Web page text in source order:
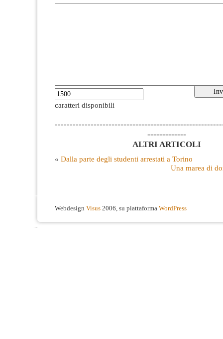
caratteri disponibili
-------------
ALTRI ARTICOLI
« Dalla parte degli studenti arrestati a Torino
Una marea di
Webdesign Visus 2006, su piattaforma WordPress